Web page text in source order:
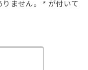
ません。 * が付いて